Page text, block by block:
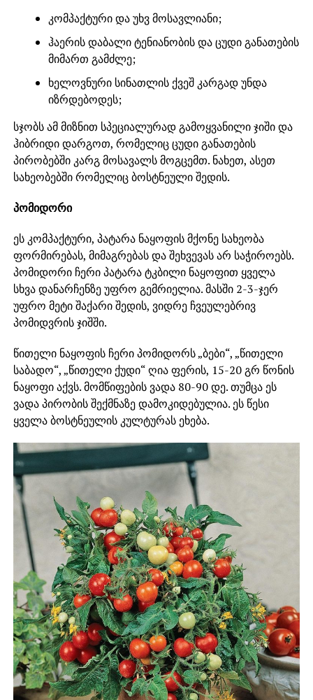
კომპაქტური და უხვ მოსავლიანი;
ჰაერის დაბალი ტენიანობის და ცუდი განათების
მიმართ გამძლე;
ხელოვნური სინათლის ქვეშ კარგად უნდა
იზრდებოდეს;
სჯობს ამ მიზნით სპეციალურად გამოყვანილი ჯიში და
ჰიბრიდი დარგოთ, რომელიც ცუდი განათების
პირობებში კარგ მოსავალს მოგცემთ. ნახეთ, ასეთ
სახეობებში რომელიც ბოსტნეული შედის.
პომიდორი
ეს კომპაქტური, პატარა ნაყოფის მქონე სახეობა
ფორმირებას, მიმაგრებას და შეხვევას არ საჭიროებს.
პომიდორი ჩერი პატარა ტკბილი ნაყოფით ყველა
სხვა დანარჩენზე უფრო გემრიელია. მასში 2-3-ჯერ
უფრო მეტი შაქარი შედის, ვიდრე ჩვეულებრივ
პომიდვრის ჯიშში.
წითელი ნაყოფის ჩერი პომიდორს „ბები“, „წითელი
საბადო“, „წითელი ქუდი“ ღია ფერის, 15-20 გრ წონის
ნაყოფი აქვს. მომწიფების ვადა 80-90 დე. თუმცა ეს
ვადა პირობის შექმნაზე დამოკიდებულია. ეს წესი
ყველა ბოსტნეულის კულტურას ეხება.